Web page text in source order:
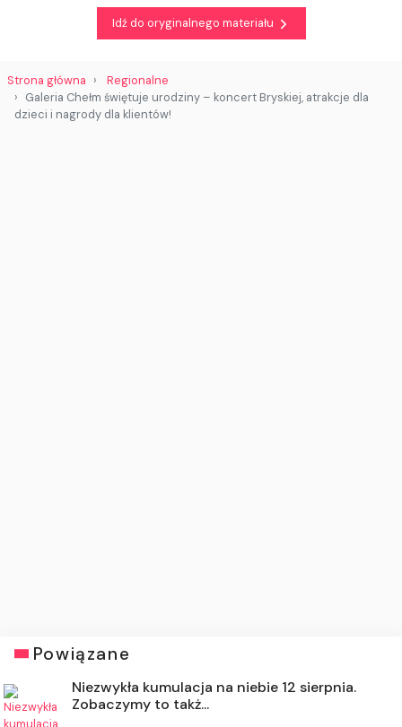
Idź do oryginalnego materiału
Strona główna
Regionalne
Galeria Chełm świętuje urodziny – koncert Bryskiej, atrakcje dla
dzieci i nagrody dla klientów!
Powiązane
Niezwykła kumulacja na niebie 12 sierpnia.
Zobaczymy to takż...